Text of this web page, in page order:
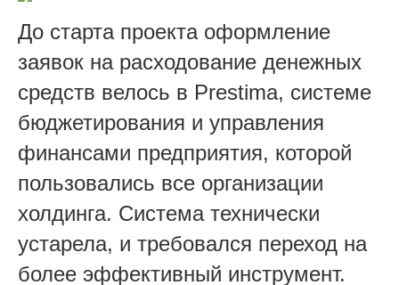
До старта проекта оформление
заявок на расходование денежных
средств велось в Prestima, системе
бюджетирования и управления
финансами предприятия, которой
пользовались все организации
холдинга. Система технически
устарела, и требовался переход на
более эффективный инструмент.